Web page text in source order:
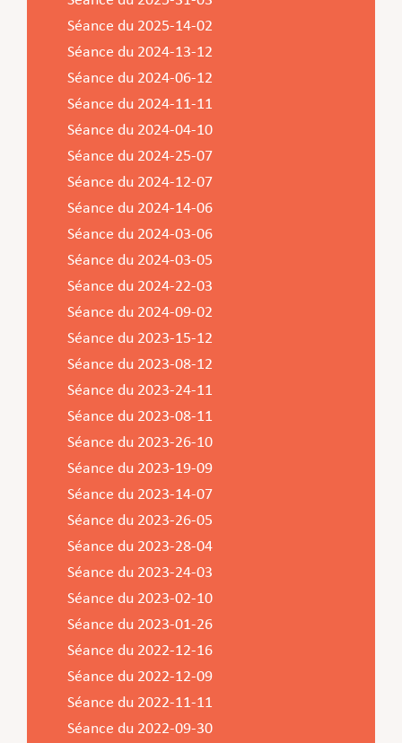
Musée municipal
Service national de la jeunesse (SNJ) – Antenne
locale
Subsides et aides en matière d’environnement
Zones 20 & 30
Sentier narratif (Lauschterwee)
Urban Garden NeiSchmelz
Vergers publics
PAG (Plan d’Aménagement Général)
PAP QE (Plan d’Aménagement Particulier « Quartiers
Existants »)
PAP NQ (Plan d’Aménagement Particulier « Nouveau
Quartier »)
PAP approuvés
PAP NQ en cours de procédure
PAG/PAP QE – Modifications ponctuelles
PAG
PAP NQ
Projet NeiSchmelz
Projets à venir
Séance du 2025-14-02
Séance du 2024-13-12
Séance du 2024-06-12
Séance du 2024-11-11
Séance du 2024-04-10
Séance du 2024-25-07
Séance du 2024-12-07
Séance du 2024-14-06
Séance du 2024-03-06
Séance du 2024-03-05
Séance du 2024-22-03
Séance du 2024-09-02
Séance du 2023-15-12
Séance du 2023-08-12
Séance du 2023-24-11
Séance du 2023-08-11
Séance du 2023-26-10
Séance du 2023-19-09
Séance du 2023-14-07
Séance du 2023-26-05
Séance du 2023-28-04
Séance du 2023-24-03
Séance du 2023-02-10
Séance du 2023-01-26
Séance du 2022-12-16
Séance du 2022-12-09
Séance du 2022-11-11
Séance du 2022-09-30